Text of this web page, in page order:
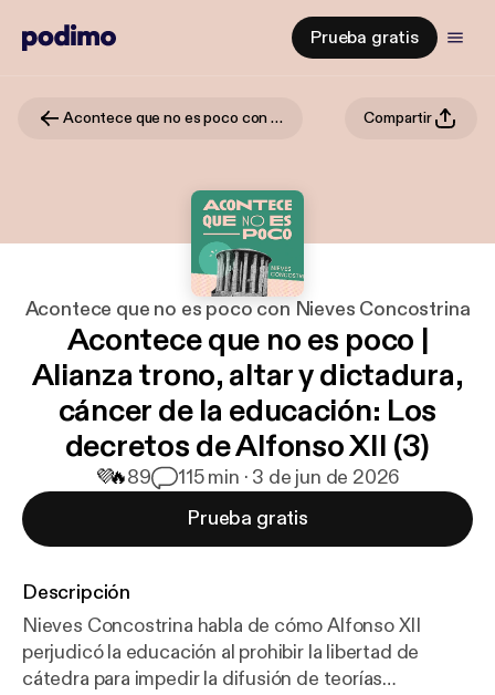
Prueba gratis
Acontece que no es poco con Nieves Concostrina Compartir
Acontece que no es poco con Nieves Concostrina
Acontece que no es poco |
Alianza trono, altar y dictadura,
cáncer de la educación: Los
decretos de Alfonso XII (3)
💜🔥89 115 min · 3 de jun de 2026
Prueba gratis
Descripción
Nieves Concostrina habla de cómo Alfonso XII
perjudicó la educación al prohibir la libertad de
cátedra para impedir la difusión de teorías